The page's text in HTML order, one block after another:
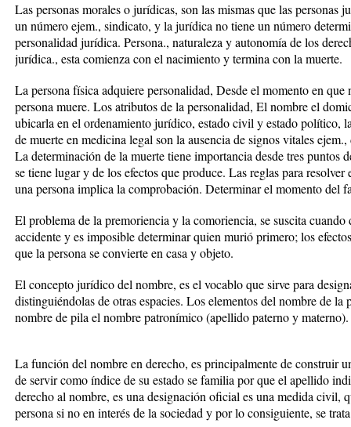
Las personas morales o jurídicas, son las mismas que las personas
un número ejem., sindicato, y la jurídica no tiene un número
personalidad jurídica. Persona., naturaleza y autonomía de los
jurídica., esta comienza con el nacimiento y termina con la muerte.
La persona física adquiere personalidad, Desde el momento en que
persona muere. Los atributos de la personalidad, El nombre el
ubicarla en el ordenamiento jurídico, estado civil y estado político,
de muerte en medicina legal son la ausencia de signos vitales
La determinación de la muerte tiene importancia desde tres puntos
se tiene lugar y de los efectos que produce. Las reglas para
una persona implica la comprobación. Determinar el momento del
El problema de la premoriencia y la comoriencia, se suscita cuando
accidente y es imposible determinar quien murió primero; los
que la persona se convierte en casa y objeto.
El concepto jurídico del nombre, es el vocablo que sirve para
distinguiéndolas de otras espacies. Los elementos del nombre de
nombre de pila el nombre patronímico (apellido paterno y materno).
La función del nombre en derecho, es principalmente de construir
de servir como índice de su estado se familia por que el apellido
derecho al nombre, es una designación oficial es una medida civil,
persona si no en interés de la sociedad y por lo consiguiente, se